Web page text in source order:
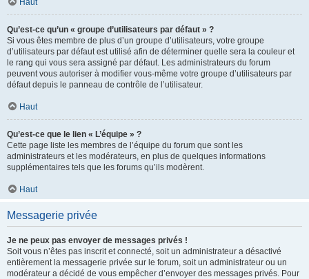
Haut
Qu’est-ce qu’un « groupe d’utilisateurs par défaut » ?
Si vous êtes membre de plus d’un groupe d’utilisateurs, votre groupe
d’utilisateurs par défaut est utilisé afin de déterminer quelle sera la couleur et
le rang qui vous sera assigné par défaut. Les administrateurs du forum
peuvent vous autoriser à modifier vous-même votre groupe d’utilisateurs par
défaut depuis le panneau de contrôle de l’utilisateur.
Haut
Qu’est-ce que le lien « L’équipe » ?
Cette page liste les membres de l’équipe du forum que sont les
administrateurs et les modérateurs, en plus de quelques informations
supplémentaires tels que les forums qu’ils modèrent.
Haut
Messagerie privée
Je ne peux pas envoyer de messages privés !
Soit vous n’êtes pas inscrit et connecté, soit un administrateur a désactivé
entièrement la messagerie privée sur le forum, soit un administrateur ou un
modérateur a décidé de vous empêcher d’envoyer des messages privés. Pour